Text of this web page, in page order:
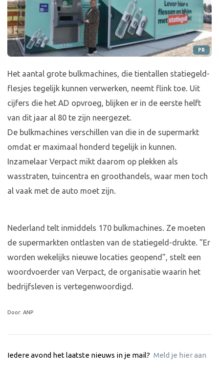
PR
Het aantal grote bulkmachines, die tientallen statiegeld-
flesjes tegelijk kunnen verwerken, neemt flink toe. Uit
cijfers die het AD opvroeg, blijken er in de eerste helft
van dit jaar al 80 te zijn neergezet.
De bulkmachines verschillen van die in de supermarkt
omdat er maximaal honderd tegelijk in kunnen.
Inzamelaar Verpact mikt daarom op plekken als
wasstraten, tuincentra en groothandels, waar men toch
al vaak met de auto moet zijn.
Nederland telt inmiddels 170 bulkmachines. Ze moeten
de supermarkten ontlasten van de statiegeld-drukte. "Er
worden wekelijks nieuwe locaties geopend", stelt een
woordvoerder van Verpact, de organisatie waarin het
bedrijfsleven is vertegenwoordigd.
Door: ANP
Iedere avond het laatste nieuws in je mail? Meld je hier aan